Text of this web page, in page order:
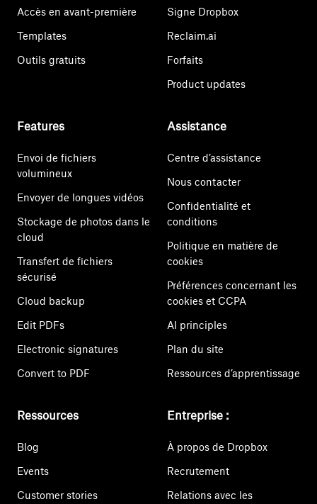
Accès en avant-première
Templates
Outils gratuits
Signe Dropbox
Reclaim.ai
Forfaits
Product updates
Features
Envoi de fichiers
volumineux
Envoyer de longues vidéos
Stockage de photos dans le
cloud
Transfert de fichiers
sécurisé
Cloud backup
Edit PDFs
Electronic signatures
Convert to PDF
Assistance
Centre d’assistance
Nous contacter
Confidentialité et
conditions
Politique en matière de
cookies
Préférences concernant les
cookies et CCPA
AI principles
Plan du site
Ressources d’apprentissage
Ressources
Blog
Events
Customer stories
Entreprise :
À propos de Dropbox
Recrutement
Relations avec les